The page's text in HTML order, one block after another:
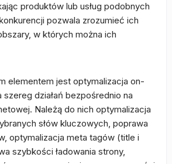
produktów lub usług podobnych
pozwala zrozumieć ich
w których można ich
elementem jest optymalizacja on-
szereg działań bezpośrednio na
Należą do nich optymalizacja
słów kluczowych, poprawa
optymalizacja meta tagów (title i
szybkości ładowania strony,